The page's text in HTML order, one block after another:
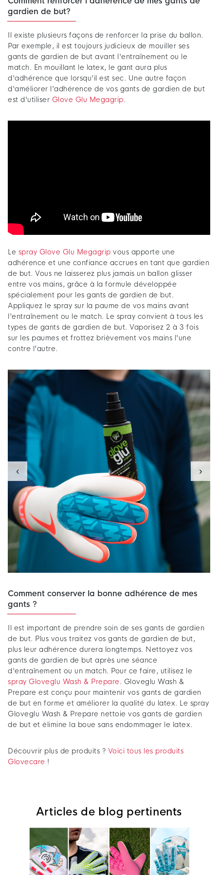
gardien de but?
Il existe plusieurs façons de renforcer la prise du ballon.
Par exemple, il est toujours judicieux de mouiller ses
gants de gardien de but avant l'entraînement ou le
match. En mouillant le latex, le gant aura plus
d'adhérence que lorsqu'il est sec. Une autre façon
d'améliorer l'adhérence de vos gants de gardien de but
est d'utiliser Glove Glu Megagrip.
Le spray Glove Glu Megagrip vous apporte une
adhérence et une confiance accrues en tant que gardien
de but. Vous ne laisserez plus jamais un ballon glisser
entre vos mains, grâce à la formule développée
spécialement pour les gants de gardien de but.
Appliquez le spray sur la paume de vos mains avant
l'entraînement ou le match. Le spray convient à tous les
types de gants de gardien de but. Vaporisez 2 à 3 fois
sur les paumes et frottez brièvement vos mains l'une
contre l'autre.
‹ ›
Comment conserver la bonne adhérence de mes
gants ?
Il est important de prendre soin de ses gants de gardien
de but. Plus vous traitez vos gants de gardien de but,
plus leur adhérence durera longtemps. Nettoyez vos
gants de gardien de but après une séance
d'entraînement ou un match. Pour ce faire, utilisez le
spray Gloveglu Wash & Prepare. Gloveglu Wash &
Prepare est conçu pour maintenir vos gants de gardien
de but en forme et améliorer la qualité du latex. Le spray
Gloveglu Wash & Prepare nettoie vos gants de gardien
de but et élimine la boue sans endommager le latex.
Découvrir plus de produits ? Voici tous les produits
Glovecare !
Articles de blog pertinents